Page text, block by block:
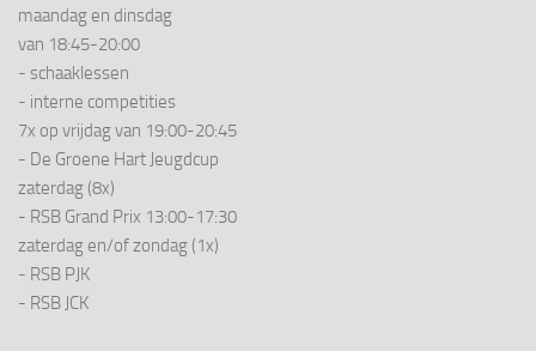
maandag en dinsdag
van 18:45-20:00
- schaaklessen
- interne competities
7x op vrijdag van 19:00-20:45
- De Groene Hart Jeugdcup
zaterdag (8x)
- RSB Grand Prix 13:00-17:30
zaterdag en/of zondag (1x)
- RSB PJK
- RSB JCK